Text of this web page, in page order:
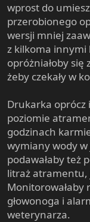
wprost do
przerobionego
wersji mniej
z kilkoma
opróżniałoby się
żeby czekały w
Drukarka
poziomie
godzinach
wymiany wody
podawałaby też
litraż atramentu,
głowonoga i
weterynarza.